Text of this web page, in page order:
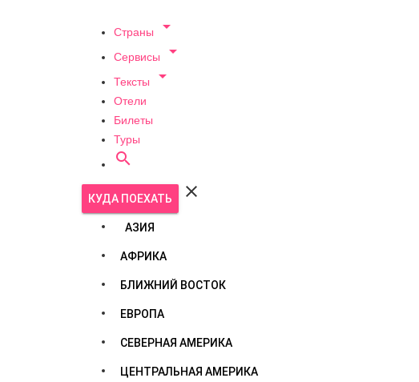
Страны 
Сервисы 
Тексты 
Отели
Билеты
Туры

КУДА ПОЕХАТЬ 
АЗИЯ
АФРИКА
БЛИЖНИЙ ВОСТОК
ЕВРОПА
СЕВЕРНАЯ АМЕРИКА
ЦЕНТРАЛЬНАЯ АМЕРИКА